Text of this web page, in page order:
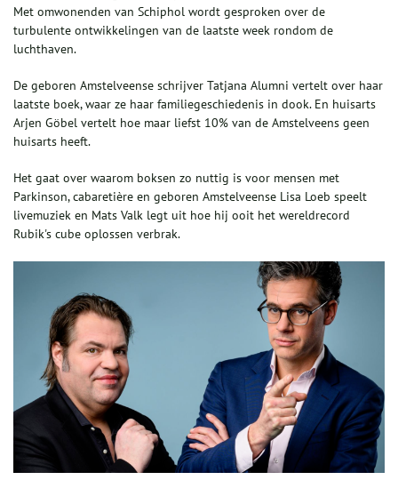
Met omwonenden van Schiphol wordt gesproken over de
turbulente ontwikkelingen van de laatste week rondom de
luchthaven.
De geboren Amstelveense schrijver Tatjana Alumni vertelt over haar
laatste boek, waar ze haar familiegeschiedenis in dook. En huisarts
Arjen Göbel vertelt hoe maar liefst 10% van de Amstelveens geen
huisarts heeft.
Het gaat over waarom boksen zo nuttig is voor mensen met
Parkinson, cabaretière en geboren Amstelveense Lisa Loeb speelt
livemuziek en Mats Valk legt uit hoe hij ooit het wereldrecord
Rubik's cube oplossen verbrak.